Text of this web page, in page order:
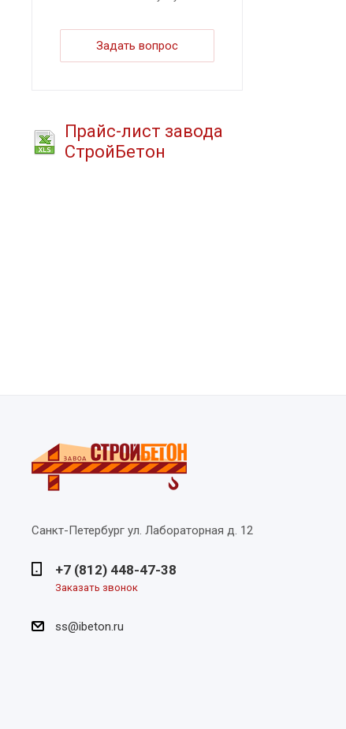
Задать вопрос
Прайс-лист завода
СтройБетон
Санкт-Петербург ул. Лабораторная д. 12
+7 (812) 448-47-38
Заказать звонок
ss@ibeton.ru